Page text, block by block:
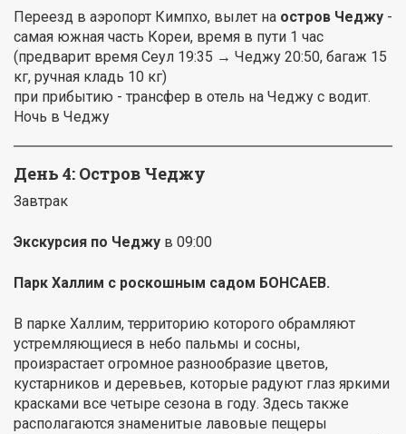
Переезд в аэропорт Кимпхо, вылет на остров Чеджу -
самая южная часть Кореи, время в пути 1 час
(предварит время Сеул 19:35 → Чеджу 20:50, багаж 15
кг, ручная кладь 10 кг)
при прибытию - трансфер в отель на Чеджу с водит.
Ночь в Чеджу
День 4: Остров Чеджу
Завтрак
Экскурсия по Чеджу в 09:00
Парк Халлим с роскошным садом БОНСАЕВ.
В парке Халлим, территорию которого обрамляют
устремляющиеся в небо пальмы и сосны,
произрастает огромное разнообразие цветов,
кустарников и деревьев, которые радуют глаз яркими
красками все четыре сезона в году. Здесь также
располагаются знаменитые лавовые пещеры